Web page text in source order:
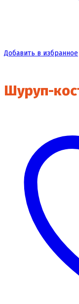
Добавить в избранное
Шуруп-